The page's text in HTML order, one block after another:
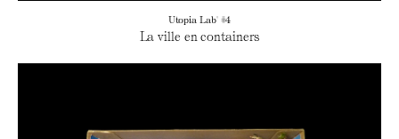
Utopia Lab' #4
La ville en containers